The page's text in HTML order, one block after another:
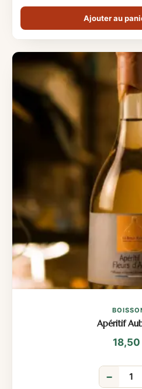
Ajouter au
Apéritif
18,50
−